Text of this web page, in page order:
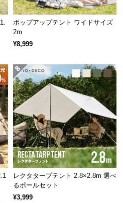
ポップアップテント ワイドサイズ
2m
¥8,999
レクタタープテント 2.8×2.8m 選べ
るポールセット
¥3,999